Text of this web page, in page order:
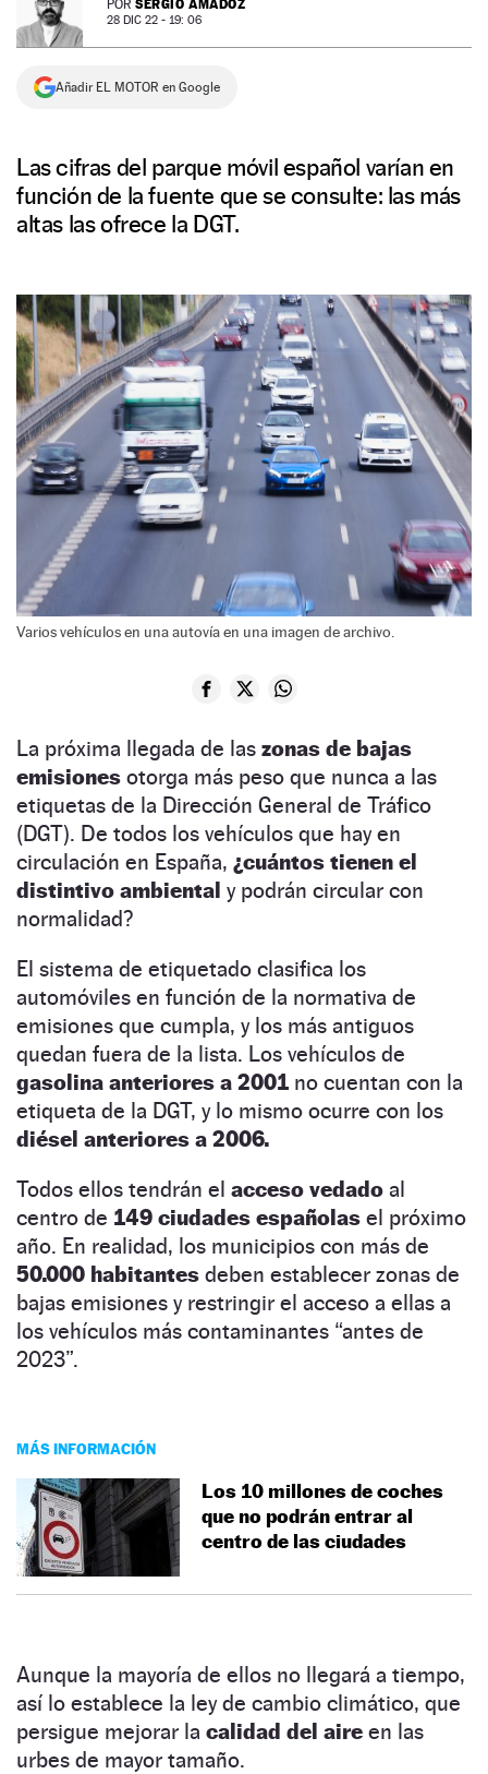
NEWSLETTER
SÍGUENOS
POR SERGIO AMADOZ
28 DIC 22 - 19: 06
Añadir EL MOTOR en Google
Las cifras del parque móvil español varían en
función de la fuente que se consulte: las más
altas las ofrece la DGT.
Varios vehículos en una autovía en una imagen de archivo.
La próxima llegada de las zonas de bajas
emisiones otorga más peso que nunca a las
etiquetas de la Dirección General de Tráfico
(DGT). De todos los vehículos que hay en
circulación en España, ¿cuántos tienen el
distintivo ambiental y podrán circular con
normalidad?
El sistema de etiquetado clasifica los
automóviles en función de la normativa de
emisiones que cumpla, y los más antiguos
quedan fuera de la lista. Los vehículos de
gasolina anteriores a 2001 no cuentan con la
etiqueta de la DGT, y lo mismo ocurre con los
diésel anteriores a 2006.
Todos ellos tendrán el acceso vedado al
centro de 149 ciudades españolas el próximo
año. En realidad, los municipios con más de
50.000 habitantes deben establecer zonas de
bajas emisiones y restringir el acceso a ellas a
los vehículos más contaminantes “antes de
2023”.
MÁS INFORMACIÓN
Los 10 millones de coches
que no podrán entrar al
centro de las ciudades
Aunque la mayoría de ellos no llegará a tiempo,
así lo establece la ley de cambio climático, que
persigue mejorar la calidad del aire en las
urbes de mayor tamaño.